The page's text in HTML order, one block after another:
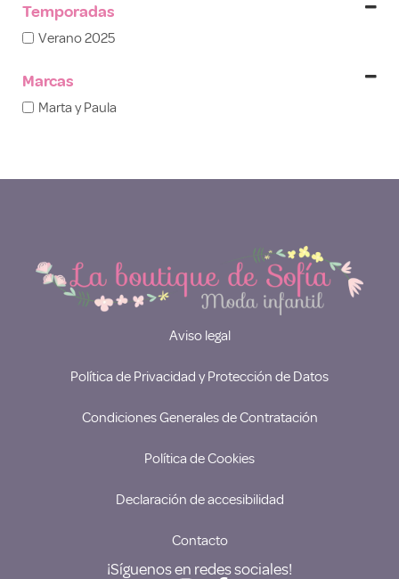
Temporadas
Verano 2025
Marcas
Marta y Paula
Aviso legal
Política de Privacidad y Protección de Datos
Condiciones Generales de Contratación
Política de Cookies
Declaración de accesibilidad
Contacto
¡Síguenos en redes sociales!